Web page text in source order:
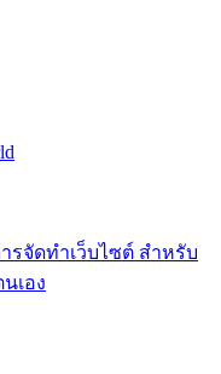
จัดทำเว็บไซต์ สำหรับ
เอง